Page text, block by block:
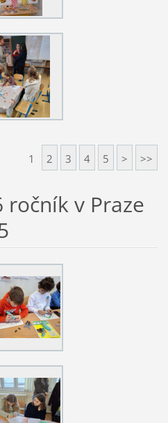
1 2 3 4 5 > >>
ročník v Praze